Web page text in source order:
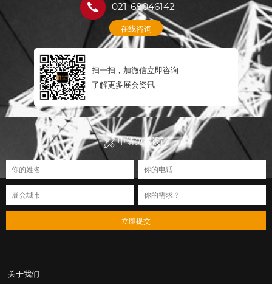
021-68046142
在线咨询
扫一扫，加微信立即咨询
了解更多展会资讯
申请免费设计
立即提交
关于我们